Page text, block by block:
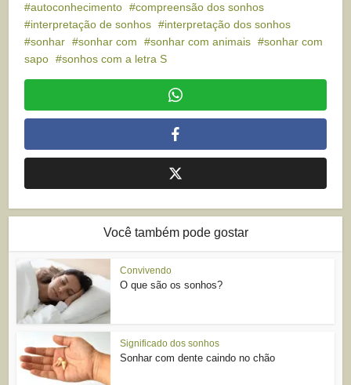
autoconhecimento
compreensão dos sonhos
interpretação de sonhos
interpretação dos sonhos
sonhar
sonhar com sonhar com animais
sonhar com
sapo
sonhos com a letra S
Você também pode gostar
Convivendo
O que são os sonhos?
Significado dos sonhos
Sonhar com dente caindo no chão